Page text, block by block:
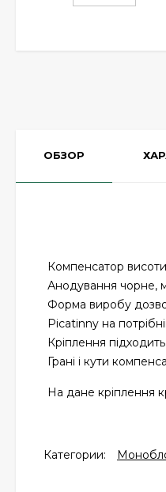
ОБЗОР
Компенсатор
Анодування чорне,
Форма виробу
Picatinny на
Кріплення
Грані і кути
На дане кріплення
Категории: